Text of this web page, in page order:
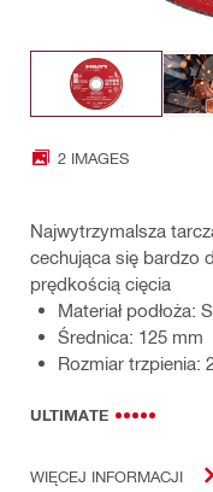
2 IMAGES
Najwytrzymalsza
cechująca się bardzo
prędkością cięcia
Materiał podłoża:
Średnica: 125 mm
Rozmiar trzpienia:
ULTIMATE
WIĘCEJ INFORMACJI